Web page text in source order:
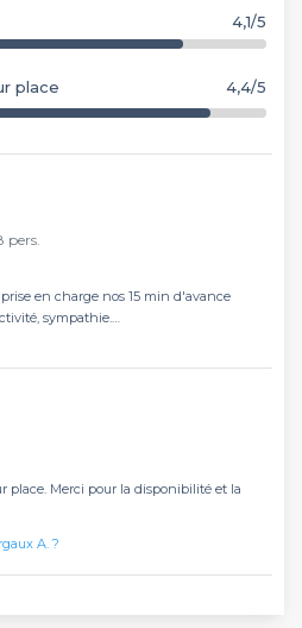
4,1/5
place 4,4/5
pers.
en charge nos 15 min d'avance
sympathie.
! ils tous été à nos petits soins on
place. Merci pour la disponibilité et la
A. ?